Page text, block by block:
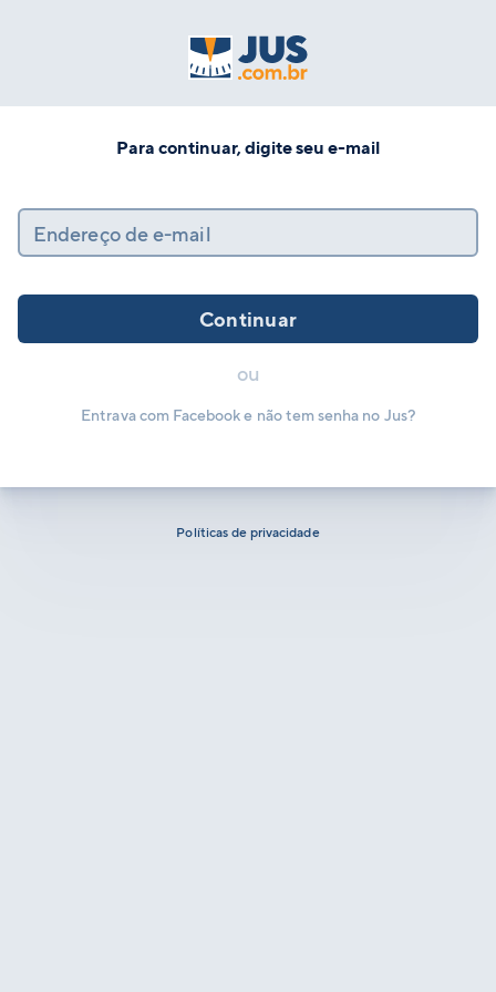
Para continuar, digite seu e-mail
Endereço de e-mail
Continuar
ou
Entrava com Facebook e não tem senha no Jus?
Políticas de privacidade